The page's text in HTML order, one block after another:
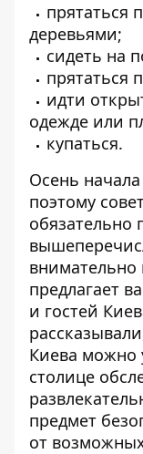
прятаться
деревьями;
сидеть на
прятаться
идти
одежде или
купаться.
Осень
поэтому
обязательно
внимательно
предлагает
и гостей
Киева можно
столице
предмет
от